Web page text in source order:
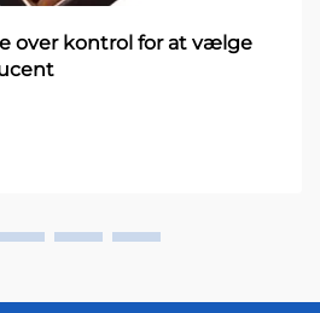
over kontrol for at vælge